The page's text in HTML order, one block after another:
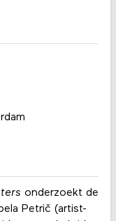
onderzoekt de
Petrič (artist-